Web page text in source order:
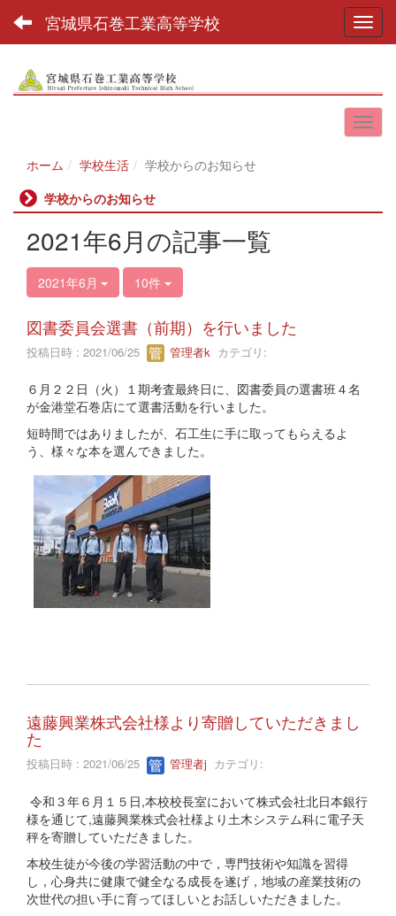
宮城県石巻工業高等学校
ホーム 学校生活
学校からのお知らせ
学校からのお知らせ
2021年6月の記事一覧
2021年6月 10件
図書委員会選書（前期）を行いました
投稿日時 : 2021/06/25 管理者k カテゴリ:
６月２２日（火）１期考査最終日に、図書委員の選書班４名
が金港堂石巻店にて選書活動を行いました。
短時間ではありましたが、石工生に手に取ってもらえるよ
う、様々な本を選んできました。
遠藤興業株式会社様より寄贈していただきまし
た
投稿日時 : 2021/06/25 管理者j カテゴリ:
令和３年６月１５日,本校校長室において株式会社北日本銀行
様を通じて,遠藤興業株式会社様より土木システム科に電子天
秤を寄贈していただきました。
本校生徒が今後の学習活動の中で，専門技術や知識を習得
し，心身共に健康で健全なる成長を遂げ，地域の産業技術の
次世代の担い手に育ってほしいとお話しいただきました。